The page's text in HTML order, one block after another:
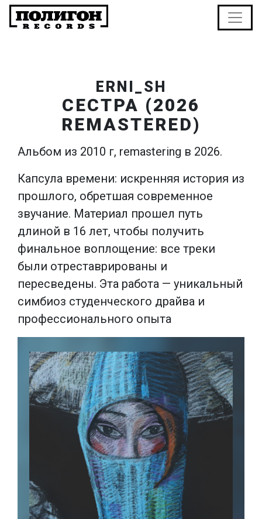
ERNI_SH
СЕСТРА (2026
REMASTERED)
Альбом из 2010 г, remastering в 2026.
Капсула времени: искренняя история из
прошлого, обретшая современное
звучание. Материал прошел путь
длиной в 16 лет, чтобы получить
финальное воплощение: все треки
были отреставрированы и
пересведены. Эта работа — уникальный
симбиоз студенческого драйва и
профессионального опыта